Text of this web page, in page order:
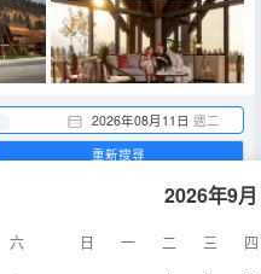
2026年08月11日 週二
六
2026年9月
日 一 二 三
四
重新搜尋